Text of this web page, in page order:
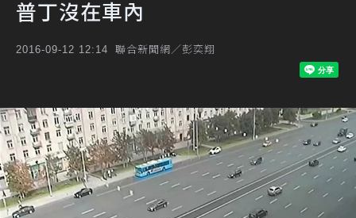
普丁沒在車內
2016-09-12 12:14 聯合新聞網／彭奕翔